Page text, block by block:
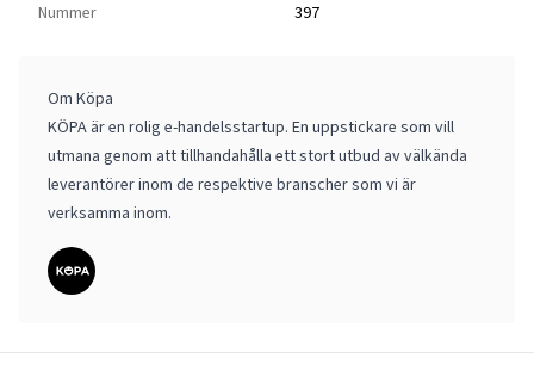
Nummer 397
Om Köpa
KÖPA är en rolig e-handelsstartup. En uppstickare som vill
utmana genom att tillhandahålla ett stort utbud av välkända
leverantörer inom de respektive branscher som vi är
verksamma inom.